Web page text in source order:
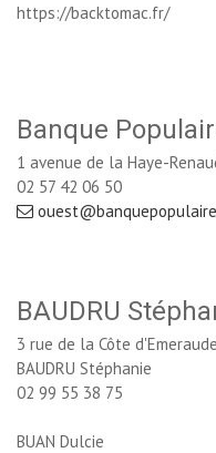
https://backtomac.fr/
Banque
1 avenue de la Haye-
02 57 42 06 50
BAUDRU
3 rue de la Côte d'Emeraude
BAUDRU Stéphanie
02 99 55 38 75
BUAN Dulcie